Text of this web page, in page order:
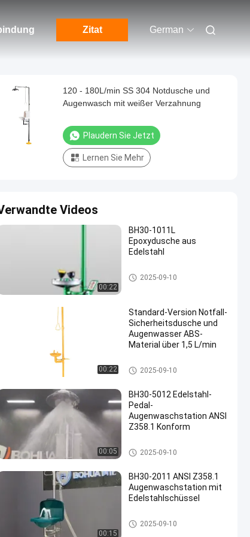
Zitat German
120 - 180L/min SS 304 Notdusche und
Augenwasch mit weißer Verzahnung
Plaudern Sie Jetzt
Lernen Sie Mehr
Videos
00:22
BH30-1011L
Epoxydusche aus
Edelstahl
Notfalldusche und Augenwas
ch
2025-09-10
00:22
Standard-Version Notfall-
Sicherheitsdusche und
Augenwasser ABS-
Material über 1,5 L/min
Notfalldusche und Augenwas
ch
2025-09-10
00:05
BH30-5012 Edelstahl-
Pedal-
Augenwaschstation ANSI
Z358.1 Konform
Notfalldusche und Augenwas
ch
2025-09-10
00:15
BH30-2011 ANSI Z358.1
Augenwaschstation mit
Edelstahlschüssel
Notfalldusche und Augenwas
ch
2025-09-10